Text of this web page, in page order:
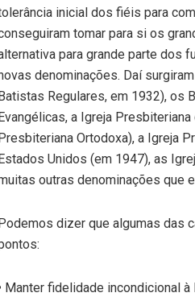
inicial dos fiéis para
tomar para si os
para grande parte dos
denominações. Daí
Regulares, em 1932), os
a Igreja
Ortodoxa), a Igreja
Unidos (em 1947), as
outras denominações que
dizer que algumas das
Manter fidelidade incondicional